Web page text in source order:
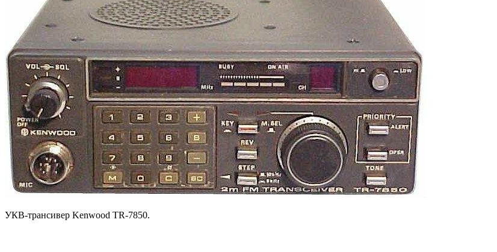
УКВ-трансивер Kenwood TR-7850.